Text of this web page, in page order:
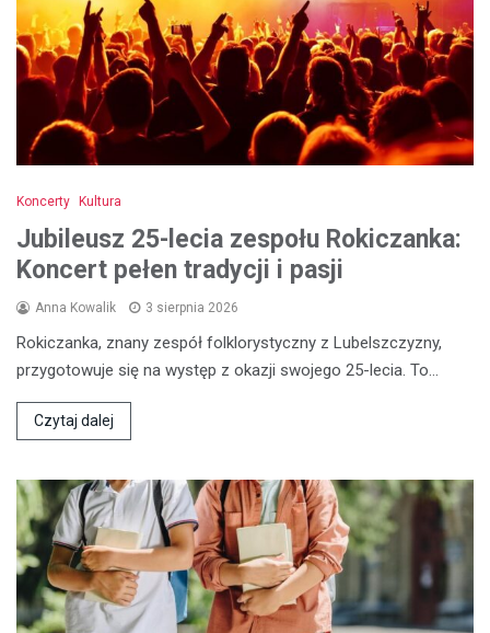
Koncerty Kultura
Jubileusz 25-lecia zespołu Rokiczanka:
Koncert pełen tradycji i pasji
Anna Kowalik 3 sierpnia 2026
Rokiczanka, znany zespół folklorystyczny z Lubelszczyzny,
przygotowuje się na występ z okazji swojego 25-lecia. To…
Czytaj dalej